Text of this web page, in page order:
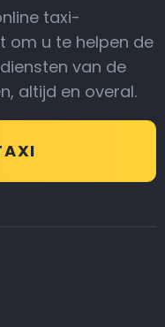
taxi-
om u te helpen de
van de
altijd en overal.